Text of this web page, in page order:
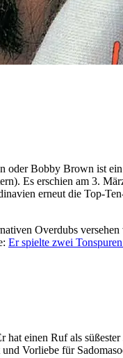
Bobby Brown ist
Es erschien am 3.
erneut die Top-
Overdubs
Er spielte zwei
einen Ruf als
Vorliebe für